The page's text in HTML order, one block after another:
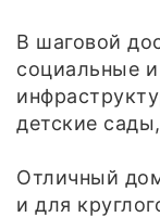
В шаговой
социальные
детские
Отличный
и для